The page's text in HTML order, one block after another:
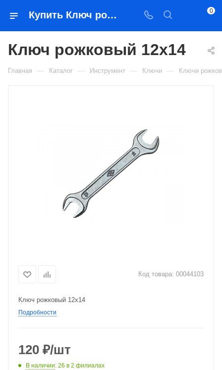
Купить Ключ рожковый 12х14 в Якутске — цена, характеристики, подбор | Востоктехторг 0
Ключ рожковый 12х14
Главная — Каталог — Инструмент — Ключи — Ключи
Код товара: 00044103
Ключ рожковый 12х14
Подробности
120 ₽/шт
В наличии: 26 в 2 филиалах